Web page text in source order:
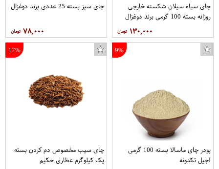
چای سیاه سیلان شکسته خارجی
روزانه بسته 100 گرمی برند دوغزال
۱۳۰,۰۰۰
چای سبز بسته 25 عددی برند دوغزال
۷۸,۰۰۰
9%
پودر چای ماسالا بسته 100 گرمی
آجیل تکدونه
17%
چای سیب مخصوص دم کردن بسته
یک کیلوگرم عطاری حکیم